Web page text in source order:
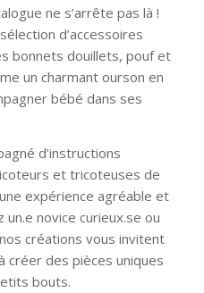
ne s’arrête pas là !
d’accessoires
bonnets douillets, pouf et
un charmant ourson en
bébé dans ses
d’instructions
et tricoteuses de
expérience agréable et
novice curieux.se ou
créations vous invitent
des pièces uniques
bouts.